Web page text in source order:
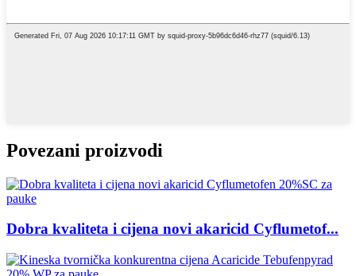
Povezani proizvodi
Dobra kvaliteta i cijena novi akaricid Cyflumetof...